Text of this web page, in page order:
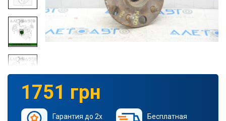
1751 грн
Гарантия до 2х
Бесплатная